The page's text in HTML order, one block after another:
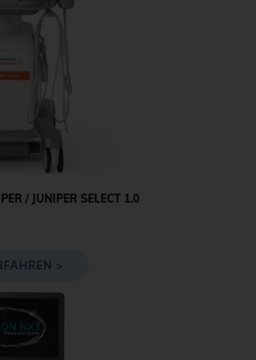
/ JUNIPER SELECT 1.0
>